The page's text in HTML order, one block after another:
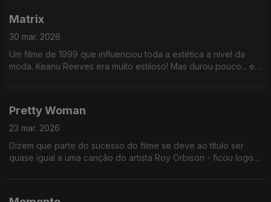
Matrix
30 mar. 2026
Um filme de 1999 que influenciou toda a estética a nível da
moda. Keanu Reeves era muito estiloso! Mas durou pouco... em
Pretty Woman
23 mar. 2026
Dizem que parte do sucesso do filme se deve ao título ser
quase igual a uma canção do artista Roy Orbison - ficou logo